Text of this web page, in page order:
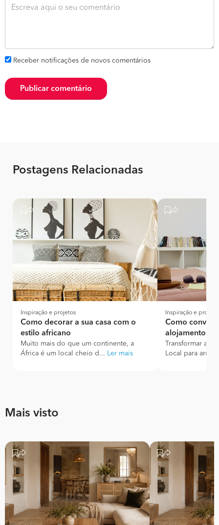
Receber notificações de novos comentários
Publicar comentário
Postagens Relacionadas
Inspiração e projetos
Como decorar a sua casa com o
estilo africano
Muito mais do que um continente, a
África é um local cheio d... Ler mais
Inspiração e
Como
alojamento
Transformar a
Local para
Mais visto